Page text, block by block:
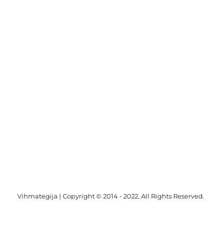
Vihmategija | Copyright © 2014 - 2022. All Rights Reserved.